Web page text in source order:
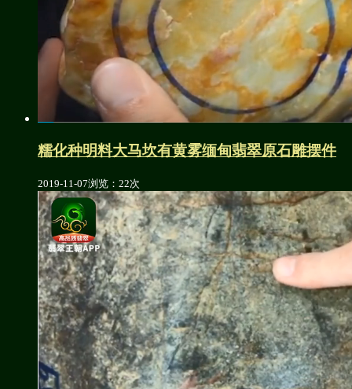
糯化种明料大马坎有黄雾缅甸翡翠原石雕摆件
2019-11-07浏览：22次